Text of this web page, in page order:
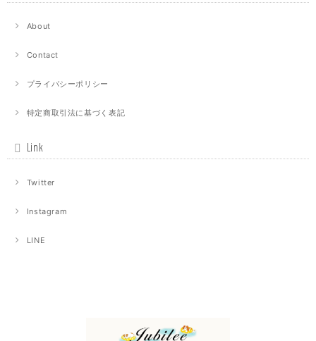
About
Contact
プライバシーポリシー
特定商取引法に基づく表記
Link
Twitter
Instagram
LINE